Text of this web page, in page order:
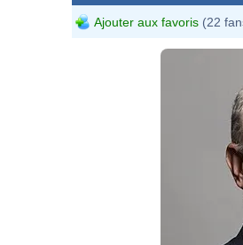
Ajouter aux favoris (22